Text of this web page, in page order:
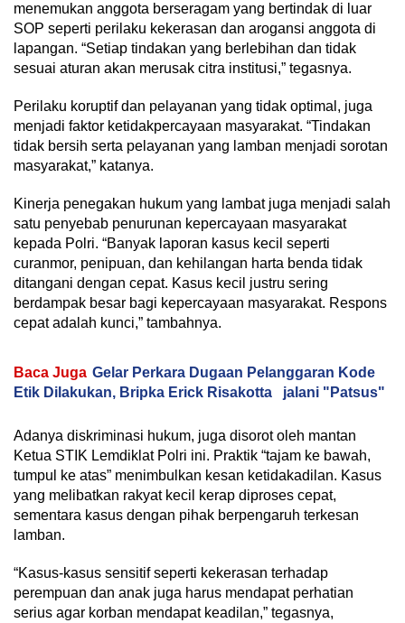
menemukan anggota berseragam yang bertindak di luar
SOP seperti perilaku kekerasan dan arogansi anggota di
lapangan. “Setiap tindakan yang berlebihan dan tidak
sesuai aturan akan merusak citra institusi,” tegasnya.
Perilaku koruptif dan pelayanan yang tidak optimal, juga
menjadi faktor ketidakpercayaan masyarakat. “Tindakan
tidak bersih serta pelayanan yang lamban menjadi sorotan
masyarakat,” katanya.
Kinerja penegakan hukum yang lambat juga menjadi salah
satu penyebab penurunan kepercayaan masyarakat
kepada Polri. “Banyak laporan kasus kecil seperti
curanmor, penipuan, dan kehilangan harta benda tidak
ditangani dengan cepat. Kasus kecil justru sering
berdampak besar bagi kepercayaan masyarakat. Respons
cepat adalah kunci,” tambahnya.
Baca Juga Gelar Perkara Dugaan Pelanggaran Kode
Etik Dilakukan, Bripka Erick Risakotta jalani "Patsus"
Adanya diskriminasi hukum, juga disorot oleh mantan
Ketua STIK Lemdiklat Polri ini. Praktik “tajam ke bawah,
tumpul ke atas” menimbulkan kesan ketidakadilan. Kasus
yang melibatkan rakyat kecil kerap diproses cepat,
sementara kasus dengan pihak berpengaruh terkesan
lamban.
“Kasus-kasus sensitif seperti kekerasan terhadap
perempuan dan anak juga harus mendapat perhatian
serius agar korban mendapat keadilan,” tegasnya,